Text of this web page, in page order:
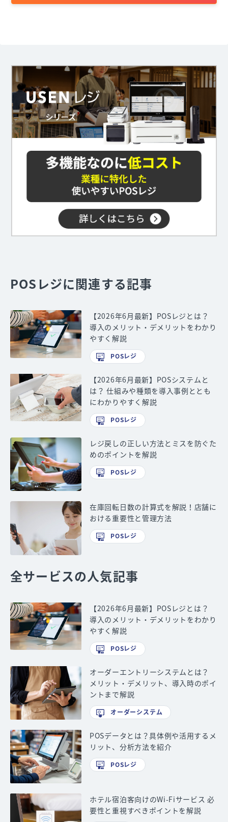
POSレジに関連する記事
【2026年6月最新】POSレジとは？
導入のメリット・デメリットをわかり
やすく解説
POSレジ
【2026年6月最新】POSシステムと
は？ 仕組みや種類を導入事例ととも
にわかりやすく解説
POSレジ
レジ戻しの正しい方法とミスを防ぐた
めのポイントを解説
POSレジ
在庫回転日数の計算式を解説！店舗に
おける重要性と管理方法
POSレジ
全サービスの人気記事
【2026年6月最新】POSレジとは？
導入のメリット・デメリットをわかり
やすく解説
POSレジ
オーダーエントリーシステムとは？
メリット・デメリット、導入時のポイ
ントまで解説
オーダーシステム
POSデータとは？具体例や活用するメ
リット、分析方法を紹介
POSレジ
ホテル宿泊客向けのWi-Fiサービス 必
要性と重視すべきポイントを解説